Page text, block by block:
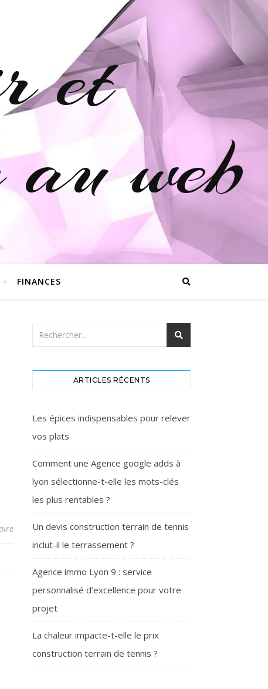
et
web
FINANCES
ARTICLES RÉCENTS
Les épices indispensables pour relever
vos plats
Comment une Agence google adds à
lyon sélectionne-t-elle les mots-clés
les plus rentables ?
Un devis construction terrain de tennis
inclut-il le terrassement ?
Agence immo Lyon 9 : service
personnalisé d’excellence pour votre
projet
La chaleur impacte-t-elle le prix
construction terrain de tennis ?